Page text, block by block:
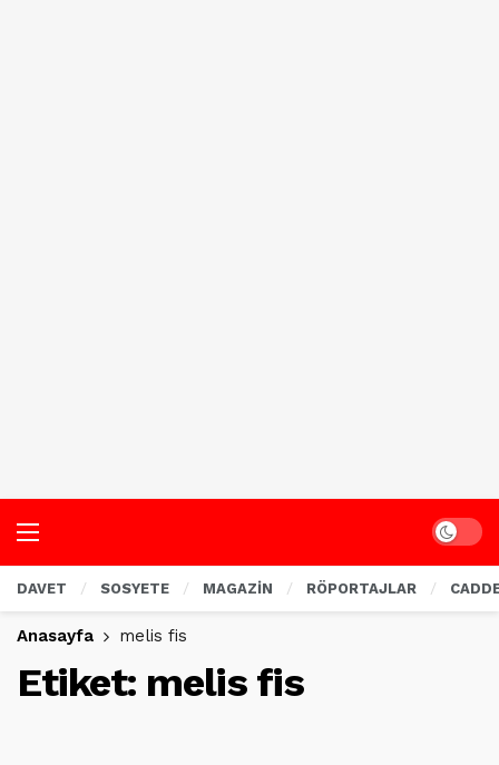
Dark
DAVET SOSYETE MAGAZİN RÖPORTAJLAR
Anasayfa melis fis
Etiket: melis fis